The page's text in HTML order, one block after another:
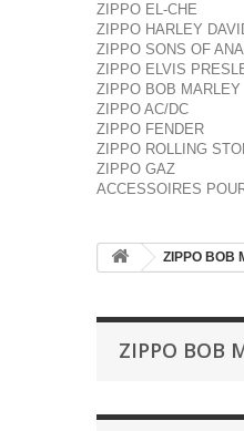
ZIPPO EL-CHE
ZIPPO HARLEY
ZIPPO SONS OF
ZIPPO ELVIS
ZIPPO BOB MARLEY
ZIPPO AC/DC
ZIPPO FENDER
ZIPPO ROLLING
ZIPPO GAZ
ACCESSOIRES
ZIPPO BOB
ZIPPO BOB